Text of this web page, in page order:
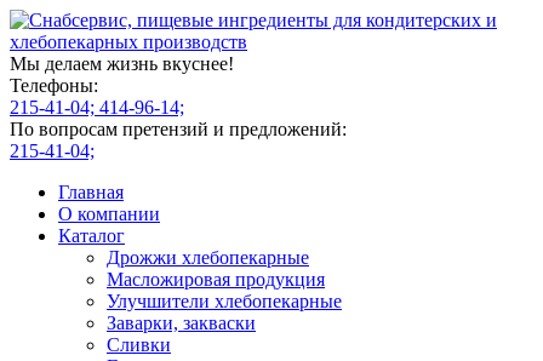
Мы делаем жизнь вкуснее!
Телефоны:
215-41-04; 414-96-14;
По вопросам претензий и предложений:
215-41-04;
Главная
О компании
Каталог
Дрожжи хлебопекарные
Масложировая продукция
Улучшители хлебопекарные
Заварки, закваски
Сливки